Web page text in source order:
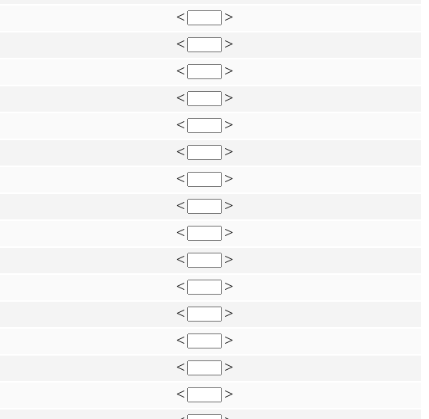
< >
< >
< >
< >
< >
< >
< >
< >
< >
< >
< >
< >
< >
< >
< >